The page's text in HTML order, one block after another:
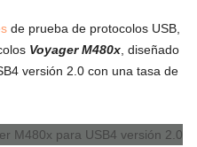
de prueba de protocolos USB,
Voyager M480x , diseñado
versión 2.0 con una tasa de